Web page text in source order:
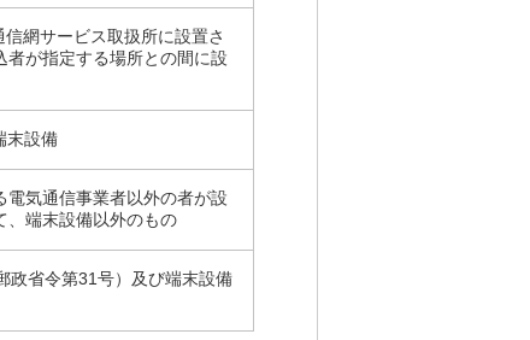
網サービス取扱所に設置さ
が指定する場所との間に設
末設備
電気通信事業者以外の者が設
、端末設備以外のもの
政省令第31号）及び端末設備